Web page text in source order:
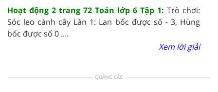
Hoạt động 2 trang 72 Toán lớp 6 Tập 1: Trò chơi:
Sóc leo cành cây Lần 1: Lan bốc được số - 3, Hùng
bốc được số 0 ....
Xem lời giải
QUẢNG CÁO